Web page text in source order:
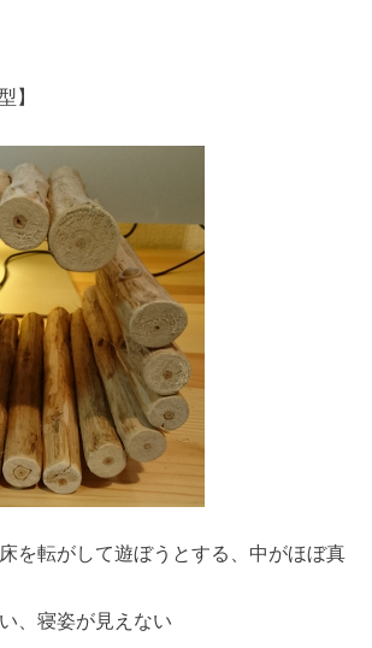
】
を転がして遊ぼうとする、中がほぼ真
、寝姿が見えない